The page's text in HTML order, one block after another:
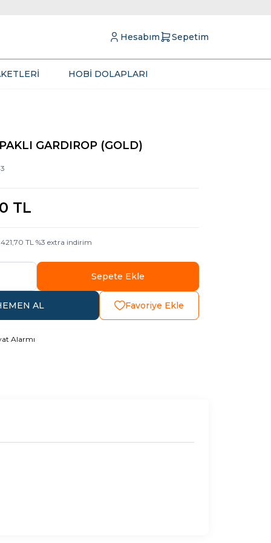
Hesabım Sepetim
HOBİ DOLAPLARI
GARDIROP (GOLD)
TL
TL %3 extra indirim
Sepete Ekle
AL Favoriye Ekle
Alarmı